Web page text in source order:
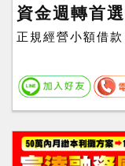
資金週轉首選
正規經營小額借款